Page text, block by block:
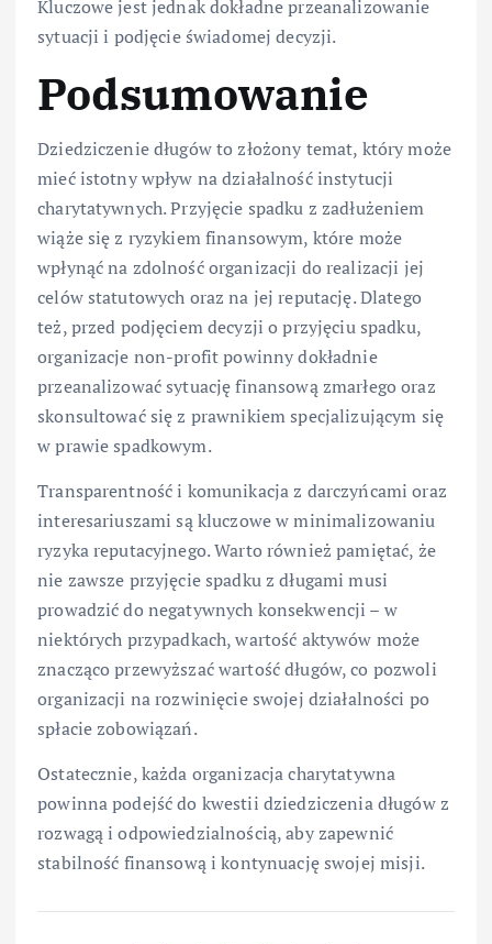
Kluczowe jest jednak dokładne przeanalizowanie
sytuacji i podjęcie świadomej decyzji.
Podsumowanie
Dziedziczenie długów to złożony temat, który może
mieć istotny wpływ na działalność instytucji
charytatywnych. Przyjęcie spadku z zadłużeniem
wiąże się z ryzykiem finansowym, które może
wpłynąć na zdolność organizacji do realizacji jej
celów statutowych oraz na jej reputację. Dlatego
też, przed podjęciem decyzji o przyjęciu spadku,
organizacje non-profit powinny dokładnie
przeanalizować sytuację finansową zmarłego oraz
skonsultować się z prawnikiem specjalizującym się
w prawie spadkowym.
Transparentność i komunikacja z darczyńcami oraz
interesariuszami są kluczowe w minimalizowaniu
ryzyka reputacyjnego. Warto również pamiętać, że
nie zawsze przyjęcie spadku z długami musi
prowadzić do negatywnych konsekwencji – w
niektórych przypadkach, wartość aktywów może
znacząco przewyższać wartość długów, co pozwoli
organizacji na rozwinięcie swojej działalności po
spłacie zobowiązań.
Ostatecznie, każda organizacja charytatywna
powinna podejść do kwestii dziedziczenia długów z
rozwagą i odpowiedzialnością, aby zapewnić
stabilność finansową i kontynuację swojej misji.